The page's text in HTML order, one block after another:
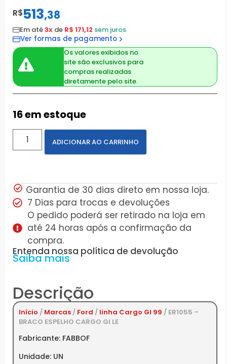
R$513,38
Em até3x de R$ 171,12 sem juros
Ver formas de pagamento
Os valores exibidos no
site são exclusivos para
compras realizadas
diretamente pelo site.
16 em estoque
ADICIONAR AO CARRINHO
Garantia de 30 dias direto em nossa loja.
7 Dias para trocas e devoluções
O pedido poderá ser retirado na loja em
até 24 horas após a confirmação da
compra.
Entenda nossa política de devolução
Saiba mais
Descrição
Início / Marcas / Ford / linha Cargo GI 99 / ER1055 –
BRACO ESPELHO CARGO GI LE
Fabricante: FABBOF
Unidade: UN